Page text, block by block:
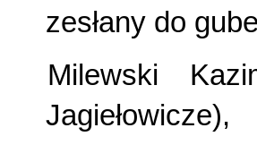
zesłany do
Milewski
Jagiełowicze),